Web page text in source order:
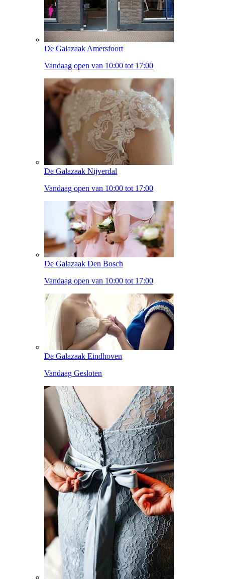
De Galazaak Amersfoort
Vandaag open van 10:00 tot 17:00
De Galazaak Nijverdal
Vandaag open van 10:00 tot 17:00
De Galazaak Den Bosch
Vandaag open van 10:00 tot 17:00
De Galazaak Eindhoven
Vandaag Gesloten